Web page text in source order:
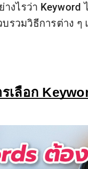
งไรว่า
รวมวิธีการต่าง ๆ
เลือก